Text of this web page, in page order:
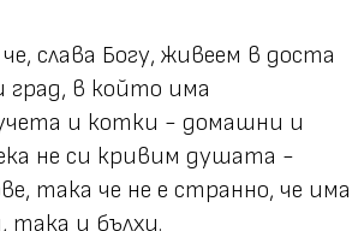
слава Богу, живеем в доста
град, в който има
и котки - домашни и
не си кривим душата -
така че не е странно, че има
така и бълхи.